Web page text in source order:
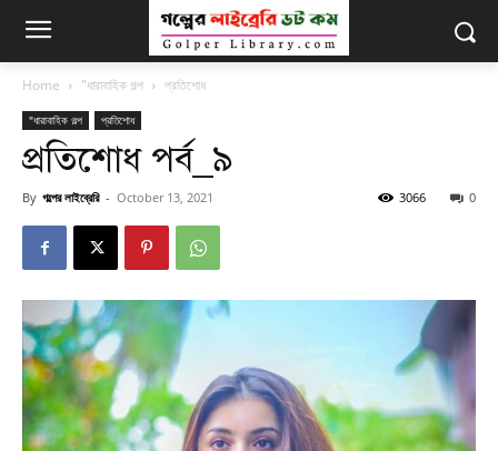
Home "ধারাবাহিক গল্প প্রতিশোধ
"ধারাবাহিক গল্প প্রতিশোধ
প্রতিশোধ পর্ব_৯
By গল্পের লাইব্রেরি - October 13, 2021 0
3066